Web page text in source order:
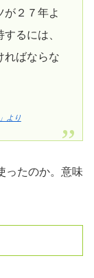
が２７年よ
るには、
ればならな
より
ったのか。意味